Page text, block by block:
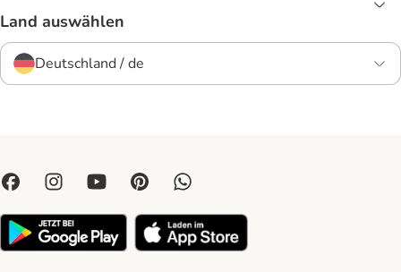
Land auswählen
Deutschland / de